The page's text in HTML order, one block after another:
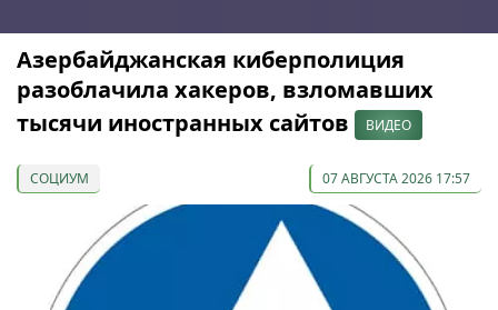
Азербайджанская киберполиция
разоблачила хакеров, взломавших
тысячи иностранных сайтов
ВИДЕО
СОЦИУМ 07 АВГУСТА 2026 17:57